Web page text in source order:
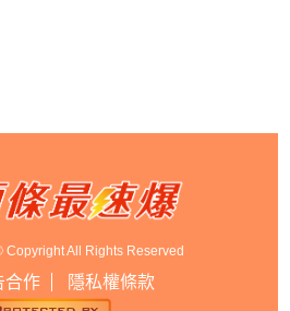
Copyright All Rights Reserved
合作 隱私權條款